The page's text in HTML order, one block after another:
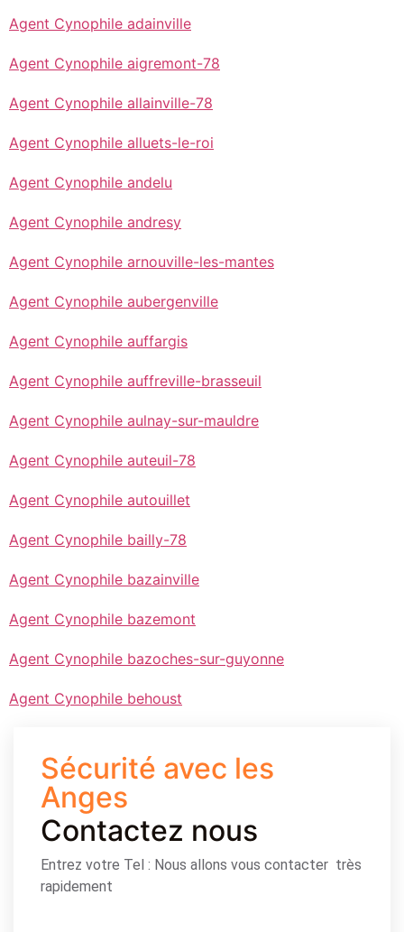
Agent Cynophile adainville
Agent Cynophile aigremont-78
Agent Cynophile allainville-78
Agent Cynophile alluets-le-roi
Agent Cynophile andelu
Agent Cynophile andresy
Agent Cynophile arnouville-les-mantes
Agent Cynophile aubergenville
Agent Cynophile auffargis
Agent Cynophile auffreville-brasseuil
Agent Cynophile aulnay-sur-mauldre
Agent Cynophile auteuil-78
Agent Cynophile autouillet
Agent Cynophile bailly-78
Agent Cynophile bazainville
Agent Cynophile bazemont
Agent Cynophile bazoches-sur-guyonne
Agent Cynophile behoust
Sécurité avec les
Anges
Contactez nous
Entrez votre Tel : Nous allons vous contacter très
rapidement